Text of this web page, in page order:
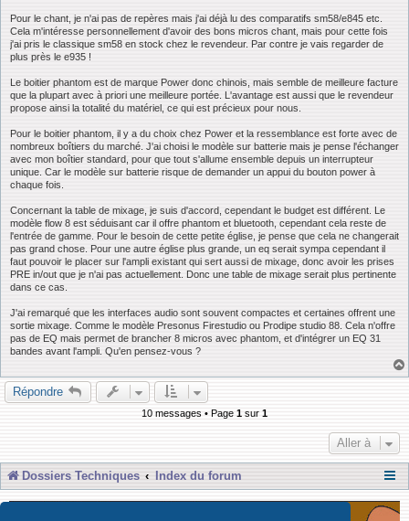
Pour le chant, je n'ai pas de repères mais j'ai déjà lu des comparatifs sm58/e845 etc.
Cela m'intéresse personnellement d'avoir des bons micros chant, mais pour cette fois
j'ai pris le classique sm58 en stock chez le revendeur. Par contre je vais regarder de
plus près le e935 !
Le boitier phantom est de marque Power donc chinois, mais semble de meilleure facture
que la plupart avec à priori une meilleure portée. L'avantage est aussi que le revendeur
propose ainsi la totalité du matériel, ce qui est précieux pour nous.
Pour le boitier phantom, il y a du choix chez Power et la ressemblance est forte avec de
nombreux boîtiers du marché. J'ai choisi le modèle sur batterie mais je pense l'échanger
avec mon boîtier standard, pour que tout s'allume ensemble depuis un interrupteur
unique. Car le modèle sur batterie risque de demander un appui du bouton power à
chaque fois.
Concernant la table de mixage, je suis d'accord, cependant le budget est différent. Le
modèle flow 8 est séduisant car il offre phantom et bluetooth, cependant cela reste de
l'entrée de gamme. Pour le besoin de cette petite église, je pense que cela ne changerait
pas grand chose. Pour une autre église plus grande, un eq serait sympa cependant il
faut pouvoir le placer sur l'ampli existant qui sert aussi de mixage, donc avoir les prises
PRE in/out que je n'ai pas actuellement. Donc une table de mixage serait plus pertinente
dans ce cas.
J'ai remarqué que les interfaces audio sont souvent compactes et certaines offrent une
sortie mixage. Comme le modèle Presonus Firestudio ou Prodipe studio 88. Cela n'offre
pas de EQ mais permet de brancher 8 micros avec phantom, et d'intégrer un EQ 31
bandes avant l'ampli. Qu'en pensez-vous ?
Répondre
10 messages • Page 1 sur 1
Aller à
Dossiers Techniques Index du forum